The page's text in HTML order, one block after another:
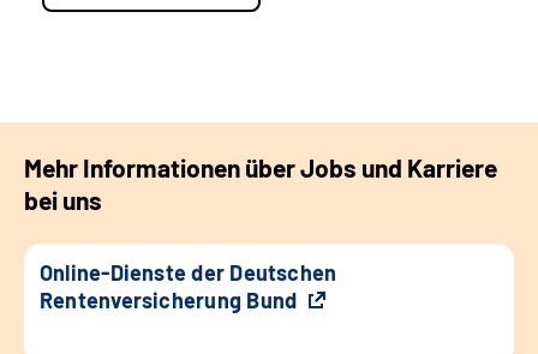
Mehr Informationen über Jobs und Karriere
bei uns
Online-Dienste der Deutschen
Rentenversicherung Bund